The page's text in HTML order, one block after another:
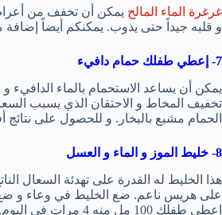
غرغرة الماء المالح
و قلبه جيداً حتى يذوب. يمكنكم أيضاً
7- إعطي طفلك حمام دافيء
يمكن أن يساعد الاستحمام بالماء
تخفيف المخاط و الاحتقان الذي يسبب
الحمام مشبع بالبخار. و للحصول على
8- خليط الموز و الماء و العسل
هذا الخليط له القدرة على تهدئة السعال
اعطي طفلك 100 مل منه 4 مرات في اليوم.